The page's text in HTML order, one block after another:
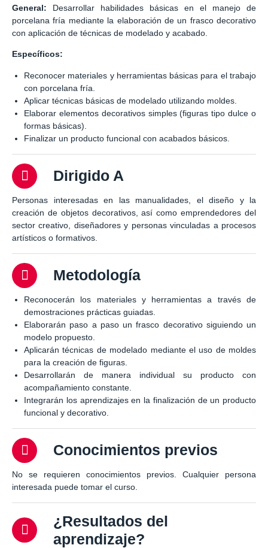
General: Desarrollar habilidades básicas en el manejo de
porcelana fría mediante la elaboración de un frasco decorativo
con aplicación de técnicas de modelado y acabado.
Específicos:
Reconocer materiales y herramientas básicas para el trabajo
con porcelana fría.
Aplicar técnicas básicas de modelado utilizando moldes.
Elaborar elementos decorativos simples (figuras tipo dulce o
formas básicas).
Finalizar un producto funcional con acabados básicos.
Dirigido A
Personas interesadas en las manualidades, el diseño y la
creación de objetos decorativos, así como emprendedores del
sector creativo, diseñadores y personas vinculadas a procesos
artísticos o formativos.
Metodología
Reconocerán los materiales y herramientas a través de
demostraciones prácticas guiadas.
Elaborarán paso a paso un frasco decorativo siguiendo un
modelo propuesto.
Aplicarán técnicas de modelado mediante el uso de moldes
para la creación de figuras.
Desarrollarán de manera individual su producto con
acompañamiento constante.
Integrarán los aprendizajes en la finalización de un producto
funcional y decorativo.
Conocimientos previos
No se requieren conocimientos previos. Cualquier persona
interesada puede tomar el curso.
¿Resultados del
aprendizaje?